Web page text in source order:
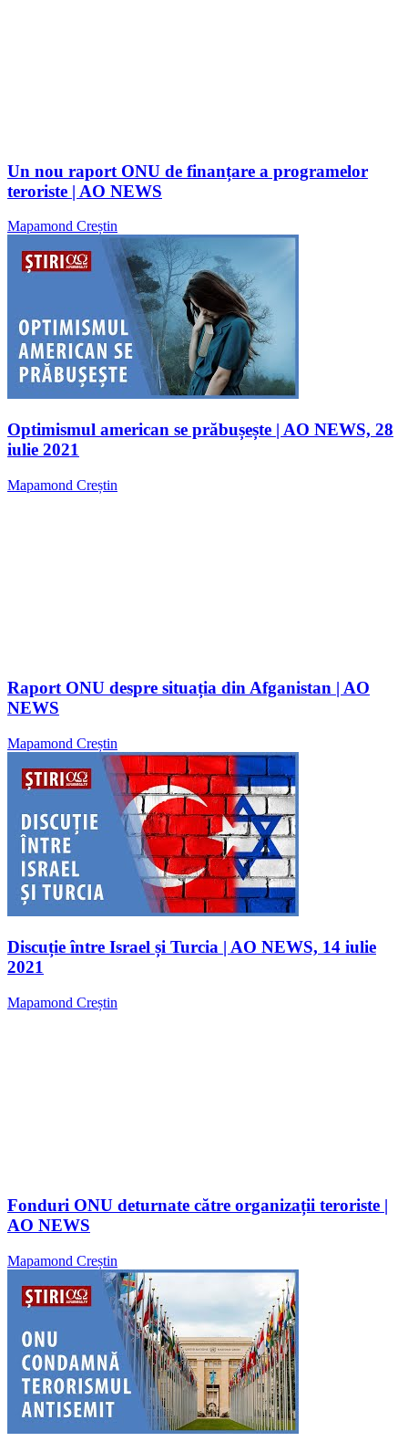
Un nou raport ONU de finanțare a programelor
teroriste | AO NEWS
Mapamond Creștin
Optimismul american se prăbușește | AO NEWS, 28
iulie 2021
Mapamond Creștin
Raport ONU despre situația din Afganistan | AO
NEWS
Mapamond Creștin
Discuție între Israel și Turcia | AO NEWS, 14 iulie
2021
Mapamond Creștin
Fonduri ONU deturnate către organizații teroriste |
AO NEWS
Mapamond Creștin